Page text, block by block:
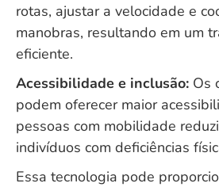
rotas, ajustar a velocidade e
manobras, resultando em um
eficiente.
Acessibilidade e inclusão: Os
podem oferecer maior
pessoas com mobilidade
indivíduos com deficiências
Essa tecnologia pode